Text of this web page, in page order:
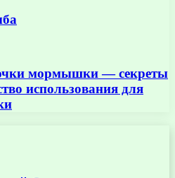
мормышки — секреты
использования для